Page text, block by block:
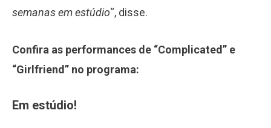
semanas em estúdio“, disse.
Confira as performances de “Complicated” e
“Girlfriend” no programa:
Em estúdio!